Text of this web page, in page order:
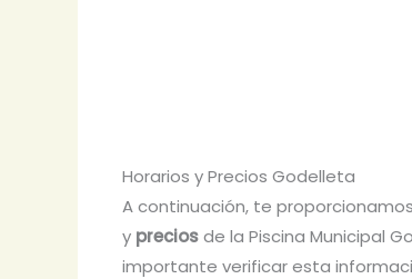
Horarios y Precios Godelleta
A continuación, te
y preciosde la Piscina Municipal
importante verificar esta